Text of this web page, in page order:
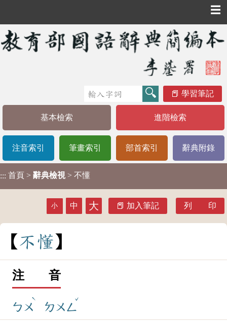
☰
學習筆記
基本檢索 進階檢索
注音索引 筆畫索引 部首索引 辭典附錄
::: 首頁 > 辭典檢視 > 不懂
小 中 大 加入筆記 列 印
不懂
注 音
ㄅㄨ
ˋ
ㄉㄨㄥ
ˇ